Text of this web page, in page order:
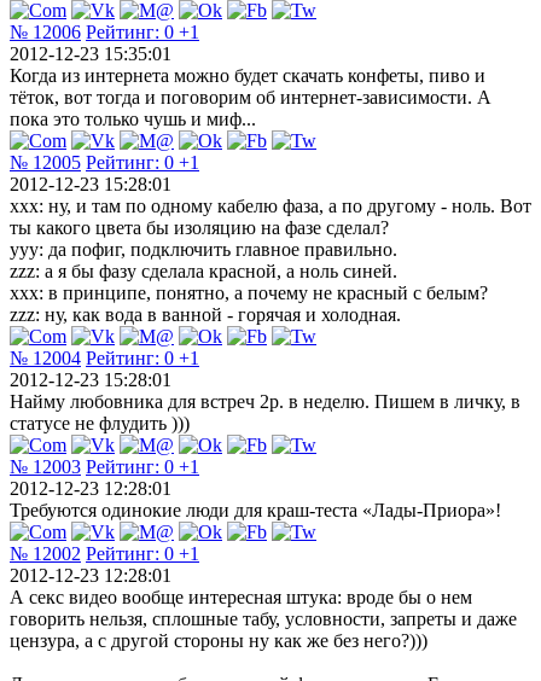
№ 12006 Рейтинг: 0 +1
2012-12-23 15:35:01
Когда из интернета можно будет скачать конфеты, пиво и
тёток, вот тогда и поговорим об интернет-зависимости. А
пока это только чушь и миф...
№ 12005 Рейтинг: 0 +1
2012-12-23 15:28:01
xxx: ну, и там по одному кабелю фаза, а по другому - ноль. Вот
ты какого цвета бы изоляцию на фазе сделал?
yyy: да пофиг, подключить главное правильно.
zzz: а я бы фазу сделала красной, а ноль синей.
xxx: в принципе, понятно, а почему не красный с белым?
zzz: ну, как вода в ванной - горячая и холодная.
№ 12004 Рейтинг: 0 +1
2012-12-23 15:28:01
Найму любовника для встреч 2р. в неделю. Пишем в личку, в
статусе не флудить )))
№ 12003 Рейтинг: 0 +1
2012-12-23 12:28:01
Требуются одинокие люди для краш-теста «Лады-Приора»!
№ 12002 Рейтинг: 0 +1
2012-12-23 12:28:01
А секс видео вообще интересная штука: вроде бы о нем
говорить нельзя, сплошные табу, условности, запреты и даже
цензура, а с другой стороны ну как же без него?)))